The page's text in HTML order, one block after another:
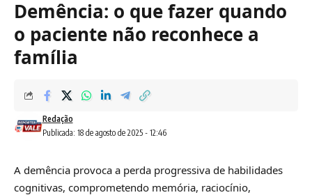
Demência: o que fazer quando
o paciente não reconhece a
família
Publicada: 18 de agosto de 2025 - 12:46
Redação
A demência provoca a perda progressiva de habilidades
cognitivas, comprometendo memória, raciocínio,